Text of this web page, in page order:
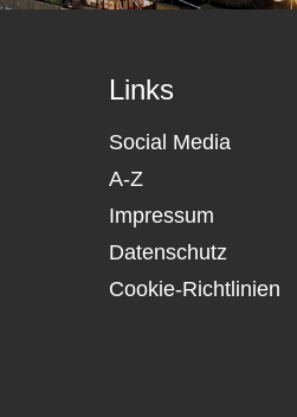
Links
Social Media
A-Z
Impressum
Datenschutz
Cookie-Richtlinien